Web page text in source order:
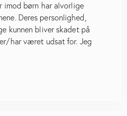
børn har alvorlige
Deres personlighed,
kunnen bliver skadet på
har været udsat for. Jeg